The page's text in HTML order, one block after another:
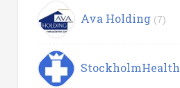
Ava Holding (7)
StockholmHealth